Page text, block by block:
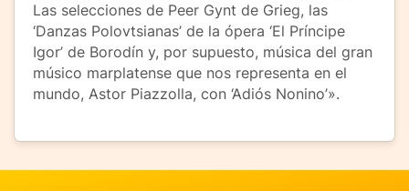
Las selecciones de Peer Gynt de Grieg, las
‘Danzas Polovtsianas’ de la ópera ‘El Príncipe
Igor’ de Borodín y, por supuesto, música del gran
músico marplatense que nos representa en el
mundo, Astor Piazzolla, con ‘Adiós Nonino’».